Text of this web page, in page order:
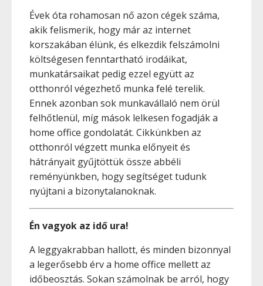
Évek óta rohamosan nő azon cégek száma,
akik felismerik, hogy már az internet
korszakában élünk, és elkezdik felszámolni
költségesen fenntartható irodáikat,
munkatársaikat pedig ezzel együtt az
otthonról végezhető munka felé terelik.
Ennek azonban sok munkavállaló nem örül
felhőtlenül, míg mások lelkesen fogadják a
home office gondolatát. Cikkünkben az
otthonról végzett munka előnyeit és
hátrányait gyűjtöttük össze abbéli
reményünkben, hogy segítséget tudunk
nyújtani a bizonytalanoknak.
Én vagyok az idő ura!
A leggyakrabban hallott, és minden bizonnyal
a legerősebb érv a home office mellett az
időbeosztás. Sokan számolnak be arról, hogy